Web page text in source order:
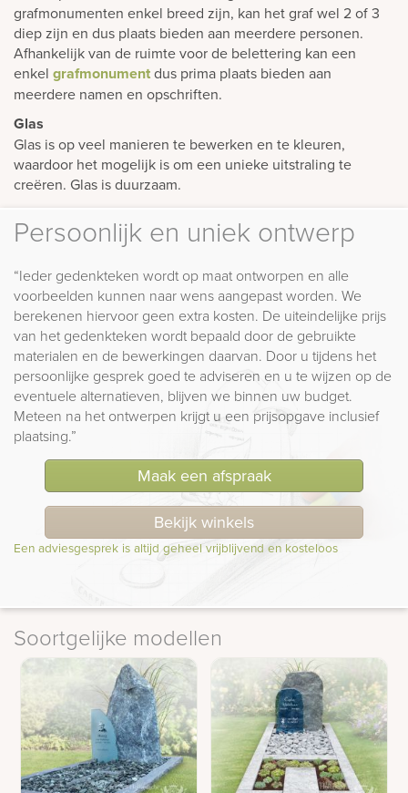
grafmonumenten enkel breed zijn, kan het graf wel 2 of 3
diep zijn en dus plaats bieden aan meerdere personen.
Afhankelijk van de ruimte voor de belettering kan een
enkel grafmonumentdus prima plaats bieden aan
meerdere namen en opschriften.
Glas
Glas is op veel manieren te bewerken en te kleuren,
waardoor het mogelijk is om een unieke uitstraling te
creëren. Glas is duurzaam.
Persoonlijk en uniek ontwerp
“Ieder gedenkteken wordt op maat ontworpen en alle
voorbeelden kunnen naar wens aangepast worden. We
berekenen hiervoor geen extra kosten. De uiteindelijke prijs
van het gedenkteken wordt bepaald door de gebruikte
materialen en de bewerkingen daarvan. Door u tijdens het
persoonlijke gesprek goed te adviseren en u te wijzen op de
eventuele alternatieven, blijven we binnen uw budget.
Meteen na het ontwerpen krijgt u een prijsopgave inclusief
plaatsing.”
Maak een afspraak
Bekijk winkels
Een adviesgesprek is altijd geheel vrijblijvend en kosteloos
Soortgelijke modellen